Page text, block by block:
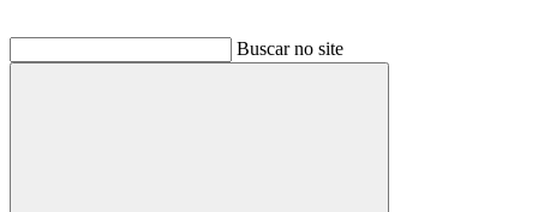
Buscar no site